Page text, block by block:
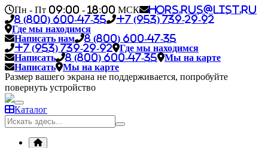
Пн - Пт 09:00 - 18:00 МСК
hors.rus@list.ru
8 (800) 600-47-35
+7 (953) 739-29-92
Где мы находимся
Написать нам
8 (800) 600-47-35
+7 (953) 739-29-92
Где мы находимся
Написать
8 (800) 600-47-35
Мы на карте
Написать
Мы на карте
Размер вашего экрана не поддерживается, попробуйте
повернуть устройство
Каталог